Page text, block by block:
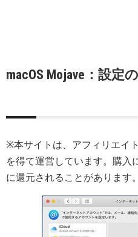
macOS Mojave：設定
※本サイトは、アフィリエイ
を得て運営しています。購入
に還元されることがあります。